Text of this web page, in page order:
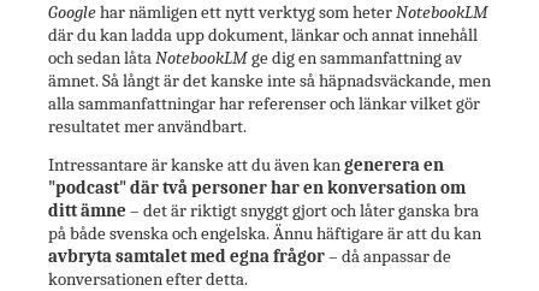
Googlehar nämligen ett nytt verktyg som heterNotebookLM
där du kan ladda upp dokument, länkar och annat innehåll
och sedan låtaNotebookLMge dig en sammanfattning av
ämnet. Så långt är det kanske inte så häpnadsväckande, men
alla sammanfattningar har referenser och länkar vilket gör
resultatet mer användbart.
Intressantare är kanske att du även kangenerera en
"podcast" där två personer har en konversation om
ditt ämne – det är riktigt snyggt gjort och låter ganska bra
på både svenska och engelska. Ännu häftigare är att du kan
avbryta samtalet med egna frågor– då anpassar de
konversationen efter detta.